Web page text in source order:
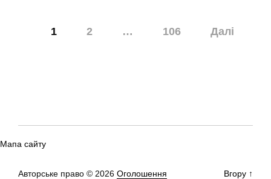
Навігація1 2 … 106 Далі
Мапа сайту
Авторське право © 2026 Оголошення Вгору ↑